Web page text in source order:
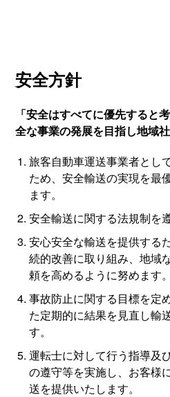
安全方針
「安全はすべてに優先すると
全な事業の発展を目指し地域
旅客自動車運送事業者とし
ため、安全輸送の実現を最
ます。
安全輸送に関する法規制を
安心安全な輸送を提供する
続的改善に取り組み、地域
頼を高めるように努めます。
事故防止に関する目標を定
た定期的に結果を見直し輸
す。
運転士に対して行う指導及
の遵守等を実施し、お客様
送を提供いたします。